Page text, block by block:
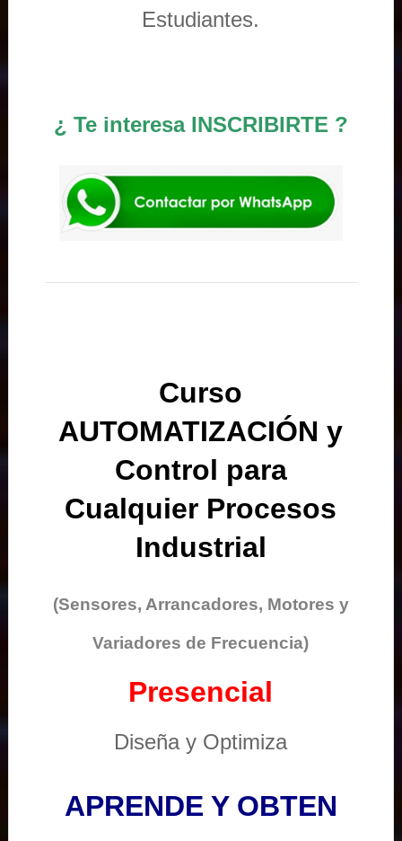
Estudiantes.
¿ Te interesa INSCRIBIRTE ?
Curso
AUTOMATIZACIÓN y
Control para
Cualquier Procesos
Industrial
(Sensores, Arrancadores, Motores y
Variadores de Frecuencia)
Presencial
Diseña y Optimiza
APRENDE Y OBTEN